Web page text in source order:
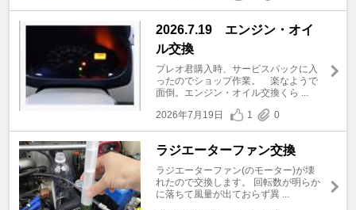
2026.7.19 エンジン・オイ
ル交換
プレオ君購入時、サービスパックに入
ったのでショップ作業。 楽なようで
面倒。エンジン・オイル交換くら ...
2026年7月19日
1 0
ラジエーターファン交換
ラジエーターファン(のモーター)が壊
れたので交換します。 回転数が明らか
に落ちて風量が出ておらず異 ...